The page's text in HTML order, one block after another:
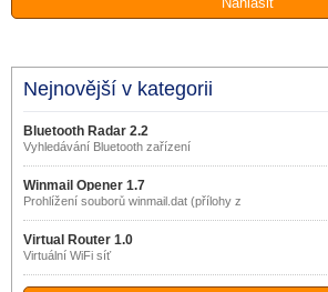
Nejnovější v kategorii
Bluetooth Radar 2.2
Vyhledávání Bluetooth zařízení
Winmail Opener 1.7
Prohlížení souborů winmail.dat (přílohy z
Virtual Router 1.0
Virtuální WiFi síť